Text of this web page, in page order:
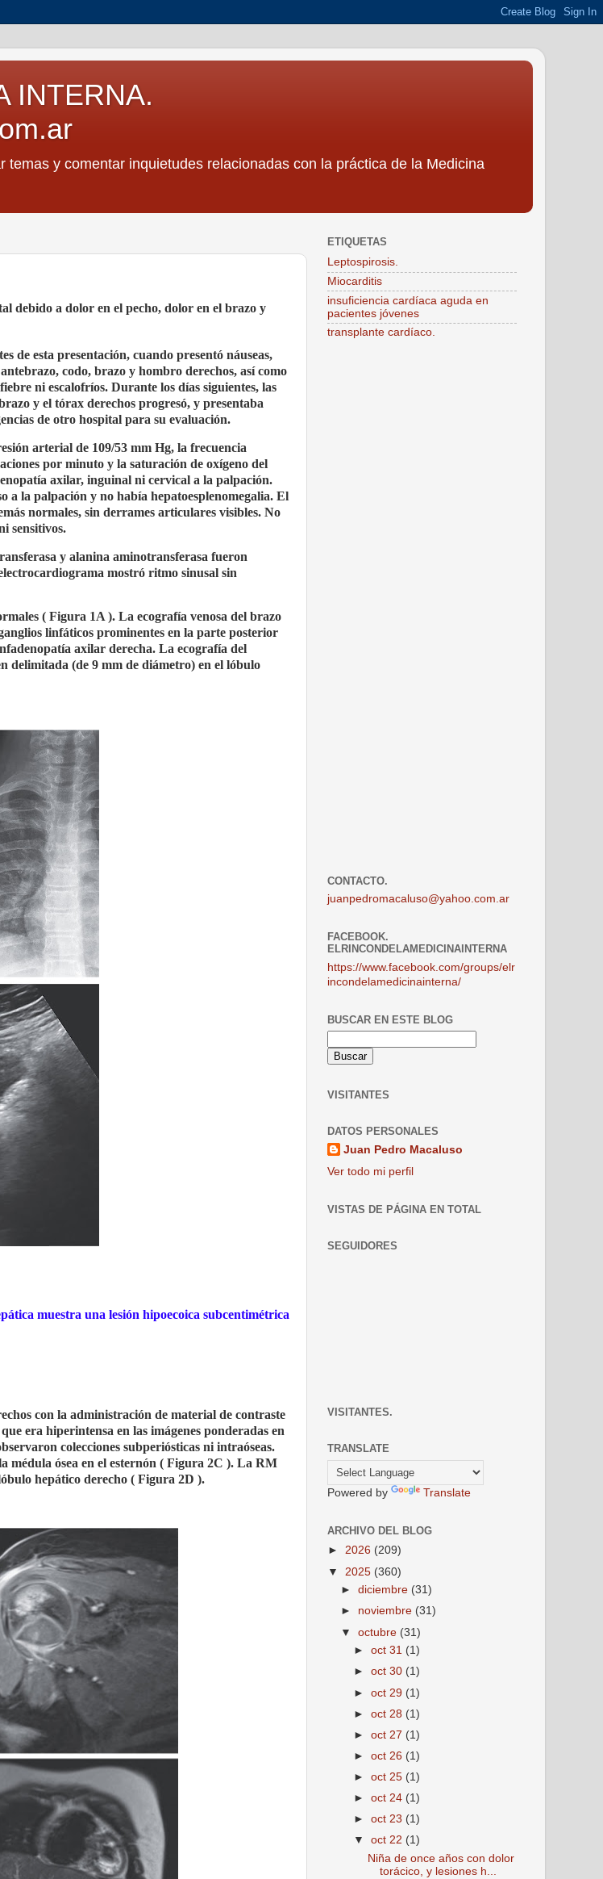
INTERNA.
y comentar inquietudes relacionadas con la práctica de la Medicina
debido a dolor en el pecho, dolor en el brazo y
de esta presentación, cuando presentó náuseas,
codo, brazo y hombro derechos, así como
ni escalofríos. Durante los días siguientes, las
y el tórax derechos progresó, y presentaba
de otro hospital para su evaluación.
arterial de 109/53 mm Hg, la frecuencia
por minuto y la saturación de oxígeno del
axilar, inguinal ni cervical a la palpación.
la palpación y no había hepatoesplenomegalia. El
normales, sin derrames articulares visibles. No
sensitivos.
y alanina aminotransferasa fueron
mostró ritmo sinusal sin
( Figura 1A ). La ecografía venosa del brazo
linfáticos prominentes en la parte posterior
axilar derecha. La ecografía del
delimitada (de 9 mm de diámetro) en el lóbulo
muestra una lesión hipoecoica subcentimétrica
con la administración de material de contraste
era hiperintensa en las imágenes ponderadas en
colecciones subperiósticas ni intraóseas.
médula ósea en el esternón ( Figura 2C ). La RM
hepático derecho ( Figura 2D ).
ETIQUETAS
Leptospirosis.
Miocarditis
insuficiencia cardíaca aguda en
pacientes jóvenes
transplante cardíaco.
CONTACTO.
juanpedromacaluso@yahoo.com.ar
FACEBOOK.
ELRINCONDELAMEDICINAINTERNA
https://www.facebook.com/groups/elr
incondelamedicinainterna/
BUSCAR EN ESTE BLOG
VISITANTES
DATOS PERSONALES
Juan Pedro Macaluso
Ver todo mi perfil
VISTAS DE PÁGINA EN TOTAL
SEGUIDORES
VISITANTES.
TRANSLATE
Powered by Translate
ARCHIVO DEL BLOG
► 2026 (209)
▼ 2025 (360)
►diciembre (31)
► noviembre (31)
▼octubre (31)
►oct 31 (1)
►oct 30 (1)
►oct 29 (1)
►oct 28 (1)
►oct 27 (1)
►oct 26 (1)
►oct 25 (1)
►oct 24 (1)
►oct 23 (1)
▼oct 22 (1)
Niña de once años con dolor
torácico, y lesiones h...